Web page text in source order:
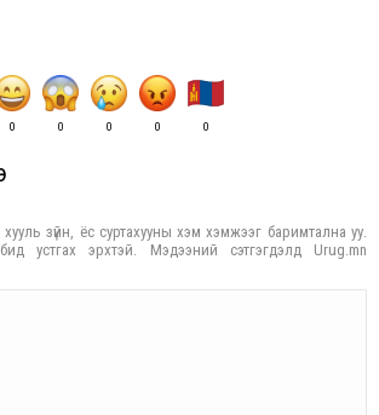
0 0 0 0 0
зүйн, ёс суртахууны хэм хэмжээг баримтална уу.
устгах эрхтэй. Мэдээний сэтгэгдэлд Urug.mn